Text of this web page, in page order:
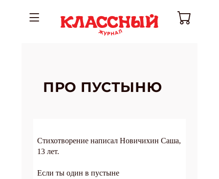
ПРО ПУСТЫНЮ
Стихотворение написал Новичихин Саша,
13 лет.
Если ты один в пустыне